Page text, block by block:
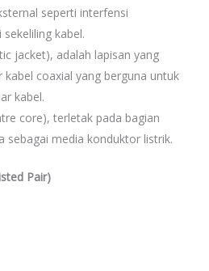
seperti interfensi
kabel.
jacket), adalah lapisan yang
kabel coaxial yang berguna untuk
kabel.
core), terletak pada bagian
sebagai media konduktor listrik.
Pair)